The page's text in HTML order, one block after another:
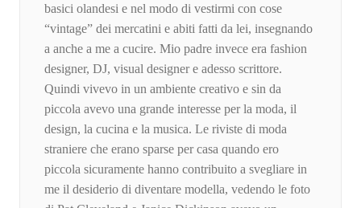
basici olandesi e nel modo di vestirmi con cose
“vintage” dei mercatini e abiti fatti da lei, insegnando
a anche a me a cucire. Mio padre invece era fashion
designer, DJ, visual designer e adesso scrittore.
Quindi vivevo in un ambiente creativo e sin da
piccola avevo una grande interesse per la moda, il
design, la cucina e la musica. Le riviste di moda
straniere che erano sparse per casa quando ero
piccola sicuramente hanno contribuito a svegliare in
me il desiderio di diventare modella, vedendo le foto